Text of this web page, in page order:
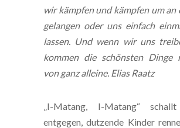
wir kämpfen und kämpfen um an
gelangen oder uns einfach
lassen. Und wenn wir uns
kommen die schönsten Dinge
von ganz alleine. Elias Raatz
„I-Matang, I-Matang“
entgegen, dutzende Kinder